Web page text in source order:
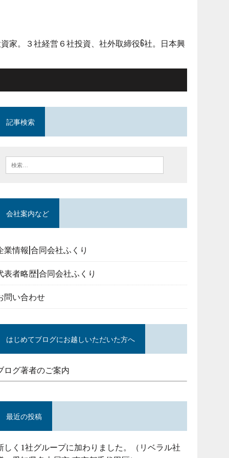
家。３社経営６社投資、社外取締役6社。日本興
記事検索
会社案内など
業情報|合同会社ふくり
表者略歴|合同会社ふくり
問い合わせ
はじめてブログにお越しいただいた方へ
ログ著者のご案内
最近の投稿
しく1社グループに加わりました。（リベラル社